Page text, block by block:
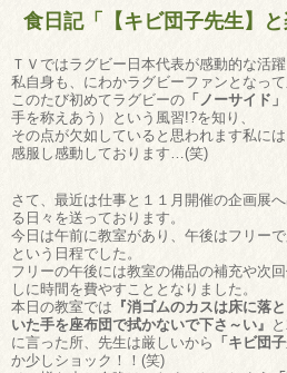
食日記「【キビ団子先生】
ＴＶではラグビー日本代表が感動的な活
私自身も、にわかラグビーファンとなっ
このたび初めてラグビーの 「ノーサイド」
手を称えあう）という風習!?を知り、
その点が欠如していると思われます私に
感服し感動しております…(笑)
さて、最近は仕事と１１月開催の企画展
る日々を送っております。
今日は午前に教室があり、午後はフリー
という日程でした。
フリーの午後には教室の備品の補充や次
しに時間を費やすこととなりました。
本日の教室では 『消ゴムのカスは床に落
いた手を座布団で拭かないで下さ～い』
に言った所、先生は厳しいから 「キビ団
か少しショック！！(笑)